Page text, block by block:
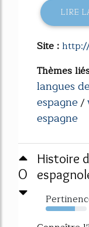
LIRE
Site :
Thèmes
langues
espagne/
espagne
0
Histoire
72%